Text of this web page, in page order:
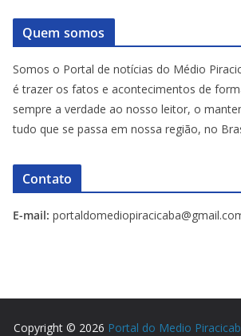
Quem somos
Somos o Portal de notícias do Médio
é trazer os fatos e acontecimentos de
sempre a verdade ao nosso leitor, o
tudo que se passa em nossa região, no
Contato
E-mail:
Copyright © 2026 Portal do Medio